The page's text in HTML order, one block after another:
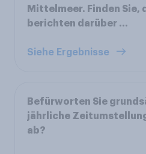
Mittelmeer. Finden Sie,
berichten darüber ...
Siehe Ergebnisse
Befürworten Sie
jährliche
ab?